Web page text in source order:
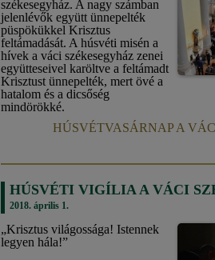
székesegyház. A nagy számban
jelenlévők együtt ünnepelték
püspökükkel Krisztus
feltámadását. A húsvéti misén a
hívek a váci székesegyház zenei
együtteseivel karöltve a feltámadt
Krisztust ünnepelték, mert övé a
hatalom és a dicsőség
mindörökké.
HÚSVÉTVASÁRNAP A
HÚSVÉTI VIGÍLIA A VÁCI
2018. április 1.
„Krisztus világossága! Istennek
legyen hála!”